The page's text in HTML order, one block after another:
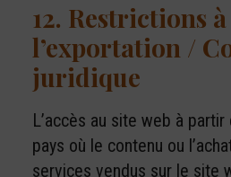
12. Restrictions à
l’exportation /
juridique
L’accès au site web à
pays où le contenu ou
services vendus sur le site